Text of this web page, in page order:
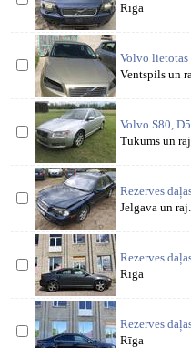
Rīga
Volvo lietotas
Ventspils un
Volvo S80,
Tukums un
Rezerves
Jelgava un raj.
Rezerves
Rīga
Rezerves
Rīga